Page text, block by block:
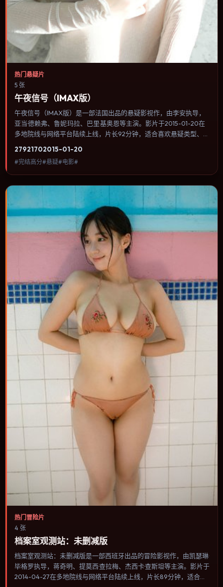
热门悬疑片
5 张
午夜信号（IMAX版）
午夜信号（IMAX版）是一部法国出品的悬疑影视作，由李安执导，
亚当·德赖弗、鲁妮·玛拉、巴里·基奥恩等主演。影片于2015-01-20在
多地院线与网络平台陆续上线，片长92分钟，适合喜欢悬疑类型、关
进，节奏与视听语言统一，可作为休闲观影或类型片补片的选择。
27921702015-01-20
#完结高分#悬疑#电影#
热门冒险片
4 张
档案室观测站：未删减版
档案室观测站：未删减版是一部西班牙出品的冒险影视作，由凯瑟琳·
毕格罗执导，蒋奇明、提莫西·查拉梅、杰西卡·查斯坦等主演。影片于
2014-04-27在多地院线与网络平台陆续上线，片长89分钟，适合喜